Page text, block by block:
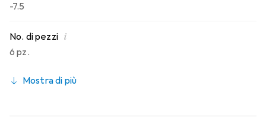
-7.5
No. di pezzi i
6 pz.
Mostra di più